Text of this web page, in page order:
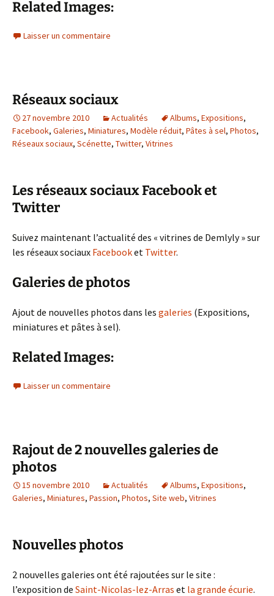
Related Images:
Laisser un commentaire
Réseaux sociaux
27 novembre 2010 Actualités Albums, Expositions,
Facebook, Galeries, Miniatures, Modèle réduit, Pâtes à sel, Photos,
Réseaux sociaux, Scénette, Twitter, Vitrines
Les réseaux sociaux Facebook et
Twitter
Suivez maintenant l’actualité des « vitrines de Demlyly » sur
les réseaux sociaux Facebooket Twitter.
Galeries de photos
Ajout de nouvelles photos dans les galeries (Expositions,
miniatures et pâtes à sel).
Related Images:
Laisser un commentaire
Rajout de 2 nouvelles galeries de
photos
15 novembre 2010 Actualités Albums, Expositions,
Galeries, Miniatures, Passion, Photos, Site web, Vitrines
Nouvelles photos
2 nouvelles galeries ont été rajoutées sur le site :
l’exposition de Saint-Nicolas-lez-Arras et la grande écurie.